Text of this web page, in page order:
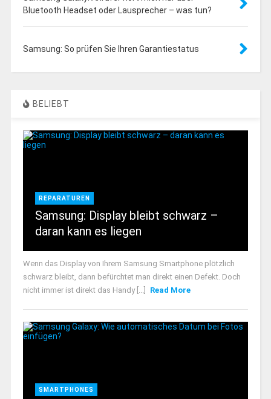
Bluetooth Headset oder Lausprecher – was tun?
Samsung: So prüfen Sie Ihren Garantiestatus
BELIEBT
REPARATUREN
Samsung: Display bleibt schwarz –
daran kann es liegen
Wenn das Display von Ihrem Samsung Smartphone plötzlich
schwarz bleibt, dann befürchtet man direkt einen Defekt. Doch
nicht immer ist direkt das Handy [...]
Read More
SMARTPHONES